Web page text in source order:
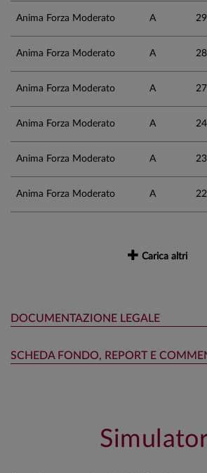
Anima Forza Moderato A
Anima Forza Moderato A
Anima Forza Moderato A
Anima Forza Moderato A
Anima Forza Moderato A
Anima Forza Moderato A
Carica altri
DOCUMENTAZIONE LEGALE
SCHEDA FONDO, REPORT E